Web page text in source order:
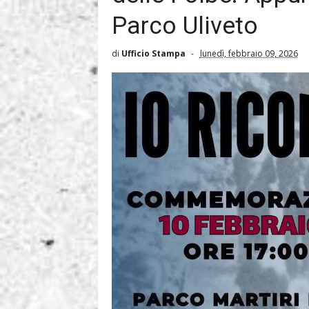
Parco Uliveto
di Ufficio Stampa lunedì, febbraio 09, 2026